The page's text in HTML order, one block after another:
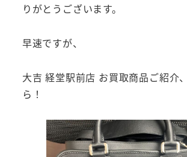
りがとうございます。
早速ですが、
大吉 経堂駅前店 お買取商品ご紹介
ら！